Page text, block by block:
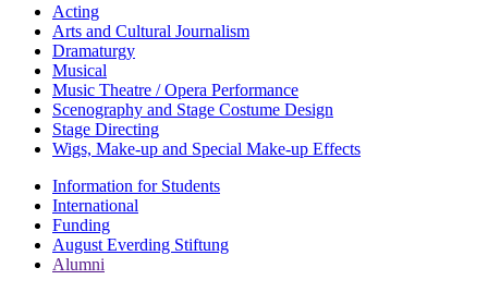
Acting
Arts and Cultural Journalism
Dramaturgy
Musical
Music Theatre / Opera Performance
Scenography and Stage Costume Design
Stage Directing
Wigs, Make-up and Special Make-up Effects
Information for Students
International
Funding
August Everding Stiftung
Alumni